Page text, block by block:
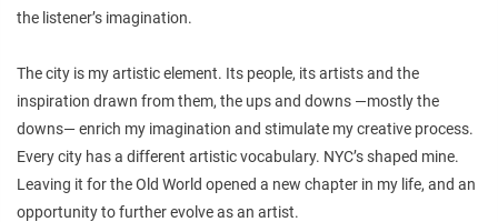
the listener’s imagination.
The city is my artistic element. Its people, its artists and the
inspiration drawn from them, the ups and downs —mostly the
downs— enrich my imagination and stimulate my creative process.
Every city has a different artistic vocabulary. NYC’s shaped mine.
Leaving it for the Old World opened a new chapter in my life, and an
opportunity to further evolve as an artist.